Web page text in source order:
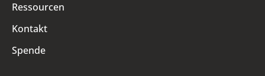
Ressourcen
Kontakt
Spende